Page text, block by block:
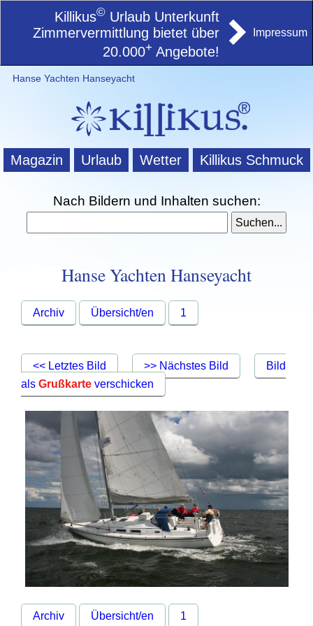
Killikus© Urlaub Unterkunft
Zimmervermittlung bietet über
20.000+ Angebote!
Impressum
Hanse Yachten Hanseyacht
Magazin Urlaub Wetter Killikus Schmuck
Nach Bildern und Inhalten suchen:
Hanse Yachten Hanseyacht
Archiv Übersicht/en 1
<< Letztes Bild >> Nächstes Bild
Bild
alsGrußkarte verschicken
Archiv Übersicht/en 1